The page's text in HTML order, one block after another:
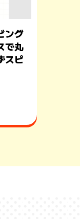
ング
で丸
スピ